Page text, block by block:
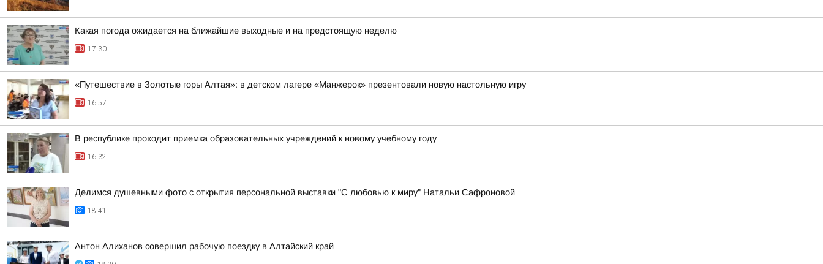
Какая погода ожидается на ближайшие выходные и на предстоящую неделю
17:30
«Путешествие в Золотые горы Алтая»: в детском лагере «Манжерок» презентовали новую настольную игру
16:57
В республике проходит приемка образовательных учреждений к новому учебному году
16:32
Делимся душевными фото с открытия персональной выставки "С любовью к миру" Натальи Сафроновой
18:41
Антон Алиханов совершил рабочую поездку в Алтайский край